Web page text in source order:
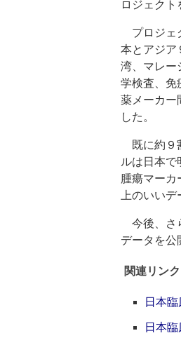
ロジェクト
プロジェ
本とアジア
湾、マレー
学検査、免
薬メーカー
した。
既に約９
ルは日本
腫瘍マーカ
上のいい
今後、さ
データを公
関連リンク
日本
日本